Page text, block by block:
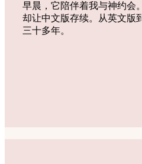
早晨，它陪伴着我与神约会
却让中文版存续。从英文版
三十多年。